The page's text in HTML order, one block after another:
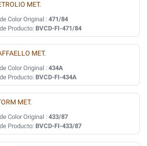
MET.
Color Original : 471/84
Producto: BVCD-FI-471/84
MET.
Color Original : 434A
Producto: BVCD-FI-434A
MET.
Color Original : 433/87
Producto: BVCD-FI-433/87